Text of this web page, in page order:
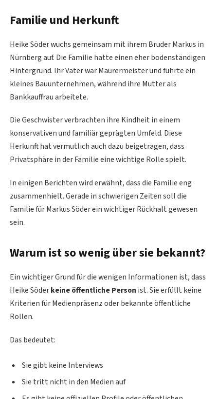
Familie und Herkunft
Heike Söder wuchs gemeinsam mit ihrem Bruder Markus in
Nürnberg auf. Die Familie hatte einen eher bodenständigen
Hintergrund. Ihr Vater war Maurermeister und führte ein
kleines Bauunternehmen, während ihre Mutter als
Bankkauffrau arbeitete.
Die Geschwister verbrachten ihre Kindheit in einem
konservativen und familiär geprägten Umfeld. Diese
Herkunft hat vermutlich auch dazu beigetragen, dass
Privatsphäre in der Familie eine wichtige Rolle spielt.
In einigen Berichten wird erwähnt, dass die Familie eng
zusammenhielt. Gerade in schwierigen Zeiten soll die
Familie für Markus Söder ein wichtiger Rückhalt gewesen
sein.
Warum ist so wenig über sie bekannt?
Ein wichtiger Grund für die wenigen Informationen ist, dass
Heike Söderkeine öffentliche Person ist. Sie erfüllt keine
Kriterien für Medienpräsenz oder bekannte öffentliche
Rollen.
Das bedeutet:
Sie gibt keine Interviews
Sie tritt nicht in den Medien auf